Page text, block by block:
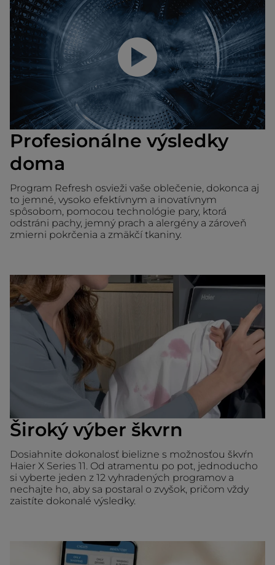
Prehrať video
Profesionálne výsledky
doma
Program Refresh osvieži vaše oblečenie, dokonca aj
to jemné, vysoko efektívnym a inovatívnym
spôsobom, pomocou technológie pary, ktorá
odstráni pachy, jemný prach a alergény a zároveň
zmierni pokrčenia a zmäkčí tkaniny.
Široký výber škvrn
Dosiahnite dokonalosť bielizne s možnosťou škvŕn
Haier X Series 11. Od atramentu po pot, jednoducho
si vyberte jeden z 12 vyhradených programov a
nechajte ho, aby sa postaral o zvyšok, pričom vždy
zaistíte dokonalé výsledky.